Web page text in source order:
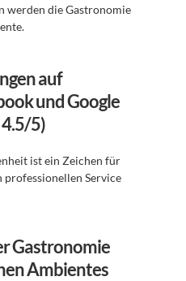
werden die Gastronomie
auf
und Google
5)
ist ein Zeichen für
professionellen Service
Gastronomie
Ambientes